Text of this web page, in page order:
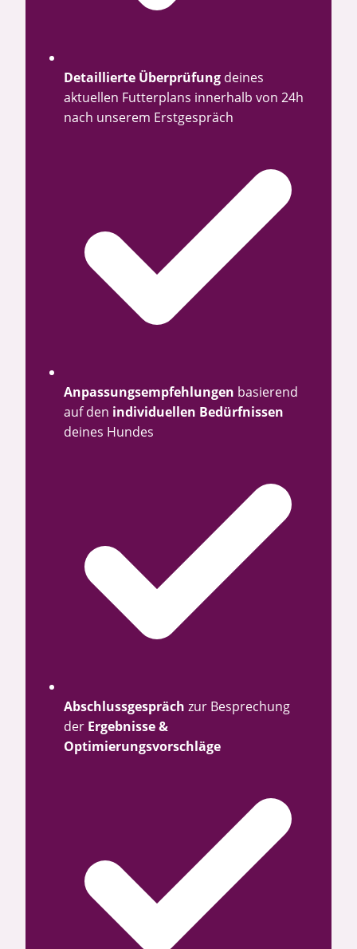
Detaillierte Überprüfung deines
aktuellen Futterplans innerhalb von 24h
nach unserem Erstgespräch
Anpassungsempfehlungen basierend
auf den individuellen Bedürfnissen
deines Hundes
Abschlussgespräch zur Besprechung
der Ergebnisse &
Optimierungsvorschläge